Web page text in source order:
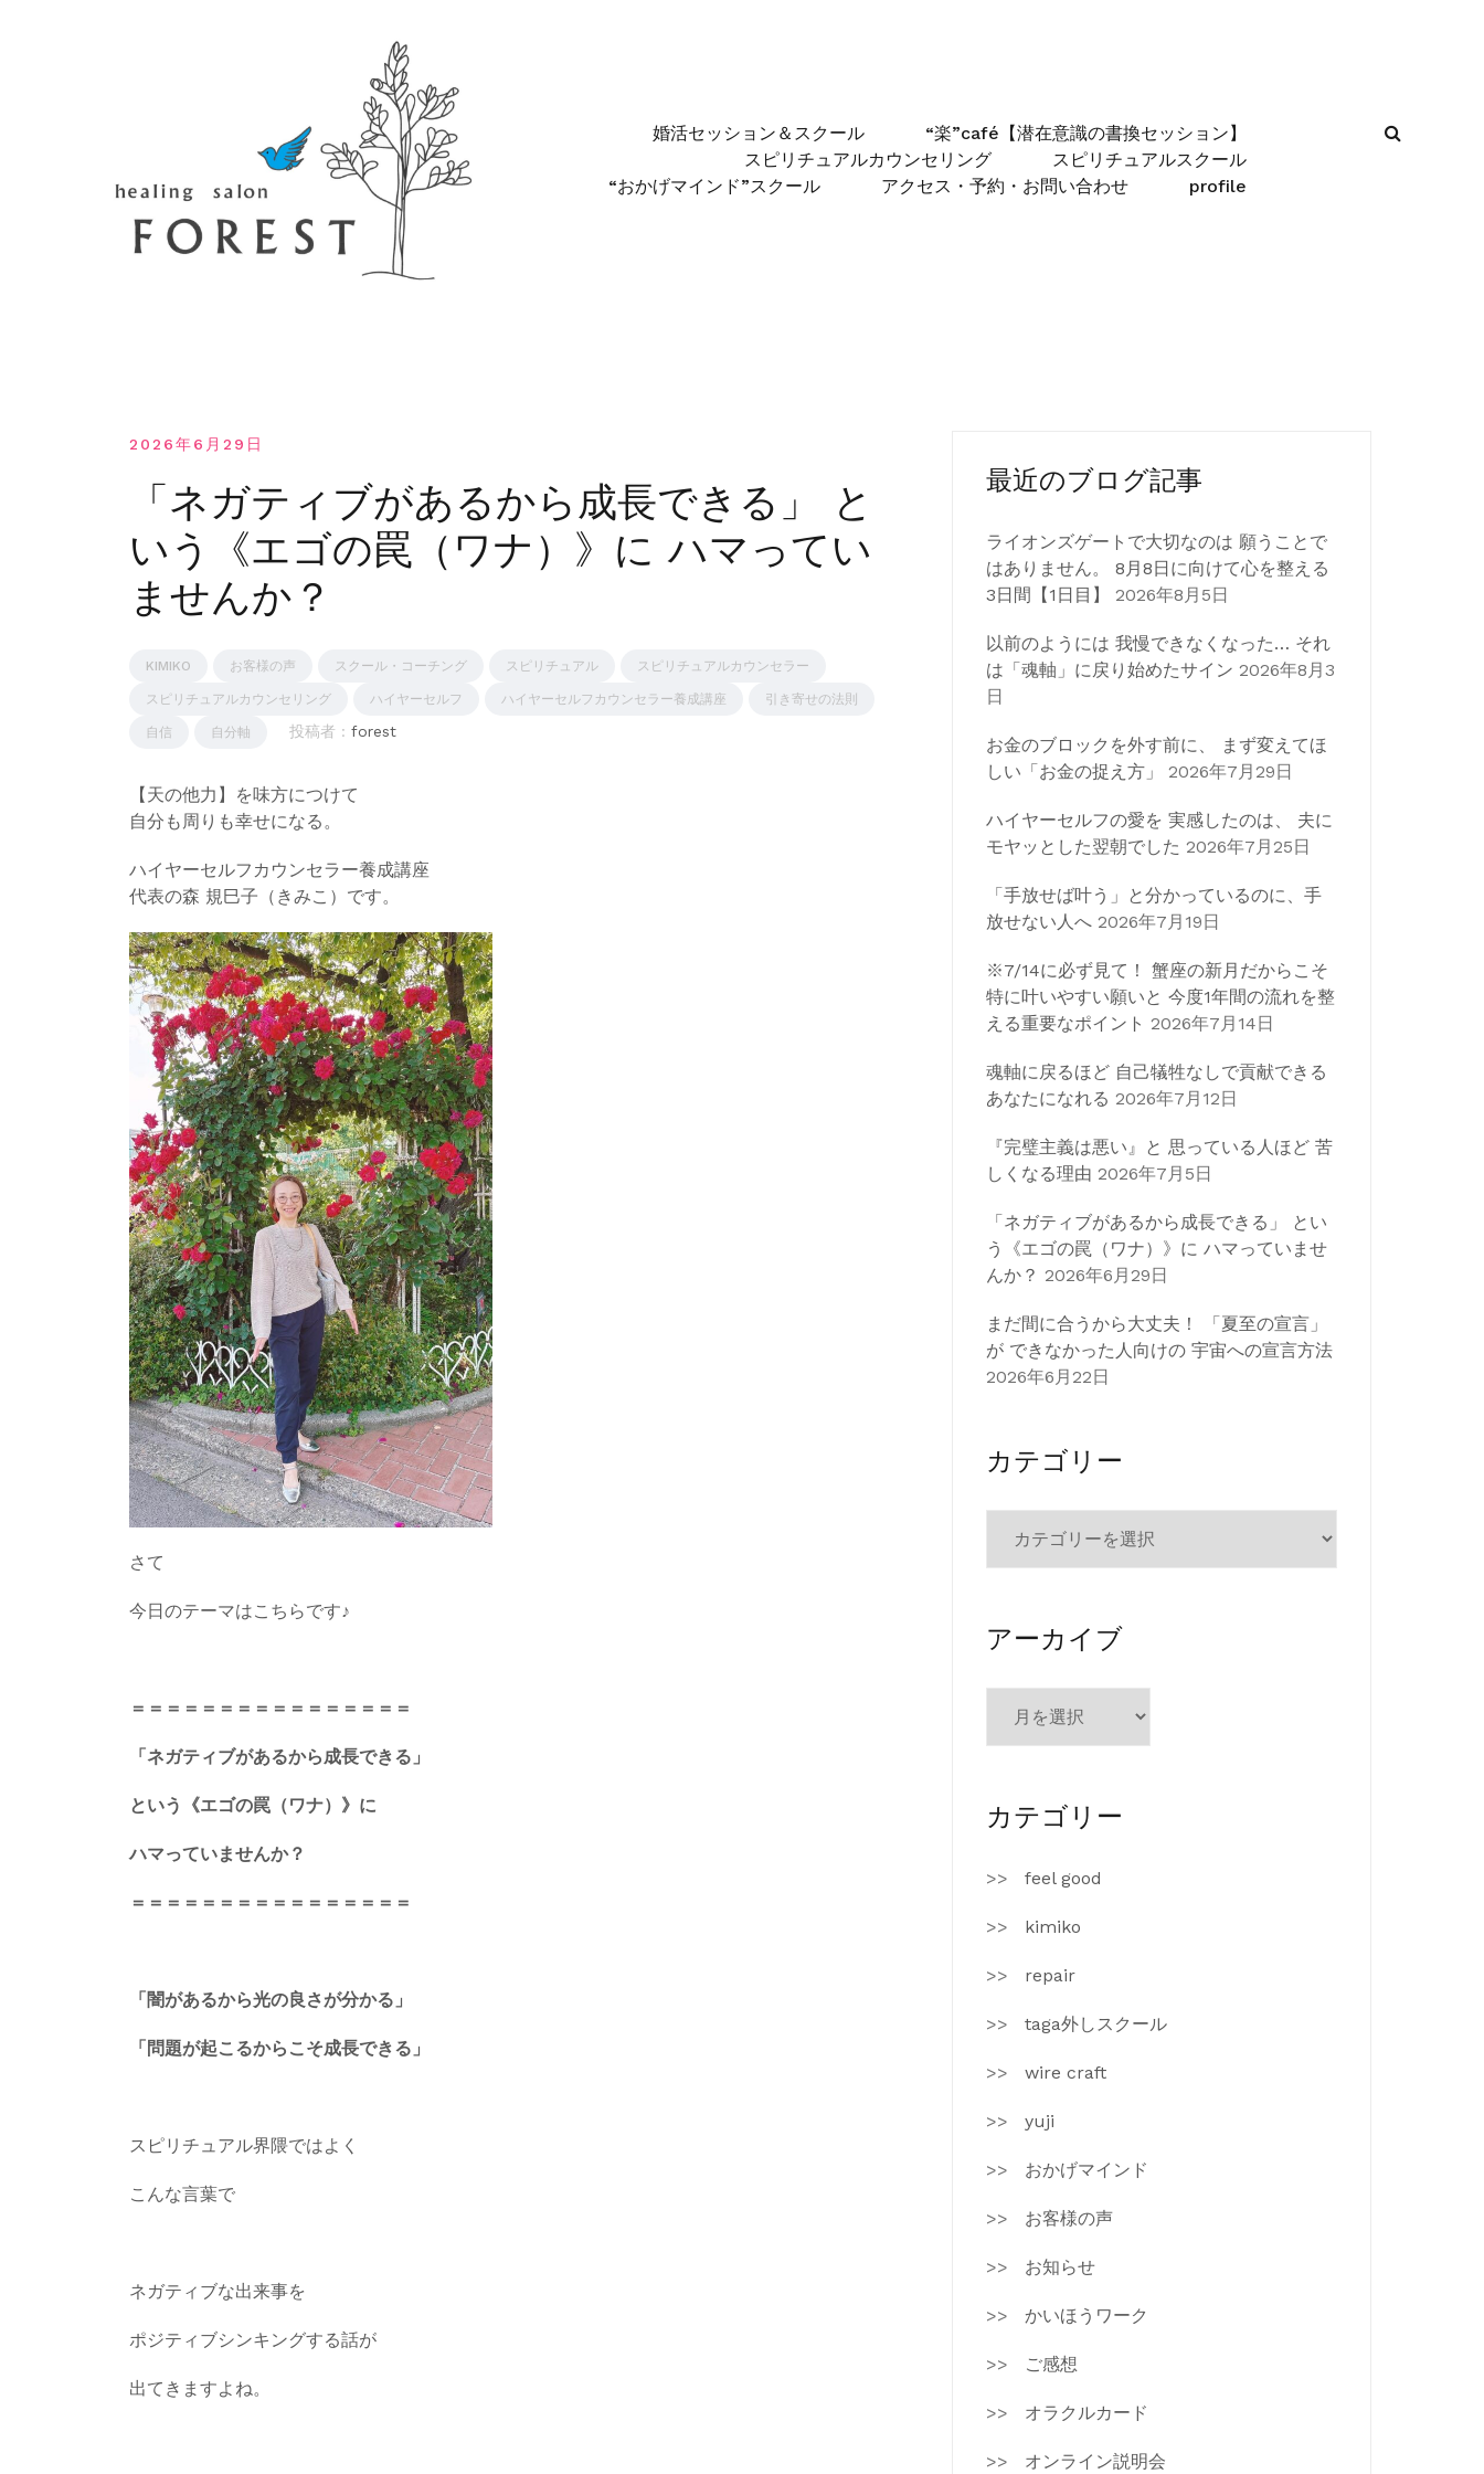
婚活セッション＆スクール
“楽”café【潜在意識の書換セッション】
スピリチュアルカウンセリング
スピリチュアルスクール
“おかげマインド”スクール
アクセス・予約・お問い合わせ profile
2026年6月29日
「ネガティブがあるから成長できる」 と
いう《エゴの罠（ワナ）》に ハマってい
ませんか？
KIMIKO お客様の声 スクール・コーチング スピリチュアル スピリチュアルカウンセラー
スピリチュアルカウンセリング ハイヤーセルフ ハイヤーセルフカウンセラー養成講座 引き寄せの法則
自信 自分軸 投稿者 : forest
【天の他力】を味方につけて
自分も周りも幸せになる。
ハイヤーセルフカウンセラー養成講座
代表の森 規巳子（きみこ）です。
さて
今日のテーマはこちらです♪
＝＝＝＝＝＝＝＝＝＝＝＝＝＝＝＝
「ネガティブがあるから成長できる」
という《エゴの罠（ワナ）》に
ハマっていませんか？
＝＝＝＝＝＝＝＝＝＝＝＝＝＝＝＝
「闇があるから光の良さが分かる」
「問題が起こるからこそ成長できる」
スピリチュアル界隈ではよく
こんな言葉で
ネガティブな出来事を
ポジティブシンキングする話が
出てきますよね。
最近のブログ記事
ライオンズゲートで大切なのは 願うことで
はありません。 8月8日に向けて心を整える
3日間【1日目】
2026年8月5日
以前のようには 我慢できなくなった… それ
は「魂軸」に戻り始めたサイン 2026年8月3
日
お金のブロックを外す前に、 まず変えてほ
しい「お金の捉え方」
2026年7月29日
ハイヤーセルフの愛を 実感したのは、 夫に
モヤッとした翌朝でした 2026年7月25日
「手放せば叶う」と分かっているのに、手
放せない人へ 2026年7月19日
※7/14に必ず見て！ 蟹座の新月だからこそ
特に叶いやすい願いと 今度1年間の流れを整
える重要なポイント 2026年7月14日
魂軸に戻るほど 自己犠牲なしで貢献できる
あなたになれる 2026年7月12日
『完璧主義は悪い』と 思っている人ほど 苦
しくなる理由 2026年7月5日
「ネガティブがあるから成長できる」 とい
う《エゴの罠（ワナ）》に ハマっていませ
んか？ 2026年6月29日
まだ間に合うから大丈夫！ 「夏至の宣言」
が できなかった人向けの 宇宙への宣言方法
2026年6月22日
カテゴリー
ゴ
ー
アーカイブ
カ
ブ
カテゴリー
feel good
kimiko
repair
taga外しスクール
wire craft
yuji
おかげマインド
お客様の声
お知らせ
かいほうワーク
ご感想
オラクルカード
オンライン説明会